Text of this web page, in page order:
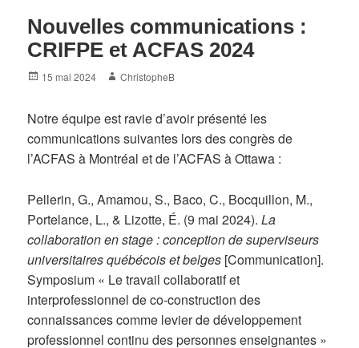
Nouvelles communications :
CRIFPE et ACFAS 2024
Posted
15 mai 2024 Author
ChristopheB
Notre équipe est ravie d’avoir présenté les
communications suivantes lors des congrès de
l’ACFAS à Montréal et de l’ACFAS à Ottawa :
Pellerin, G., Amamou, S., Baco, C., Bocquillon, M.,
Portelance, L., & Lizotte, É. (9 mai 2024).La
collaboration en stage :conception de superviseurs
universitaires québécois et belges [Communication].
Symposium « Le travail collaboratif et
interprofessionnel de co-construction des
connaissances comme levier de développement
professionnel continu des personnes enseignantes »